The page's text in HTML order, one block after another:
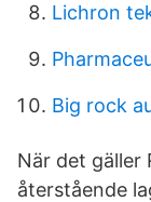
Lichron
Big rock
När det gäller
återstående